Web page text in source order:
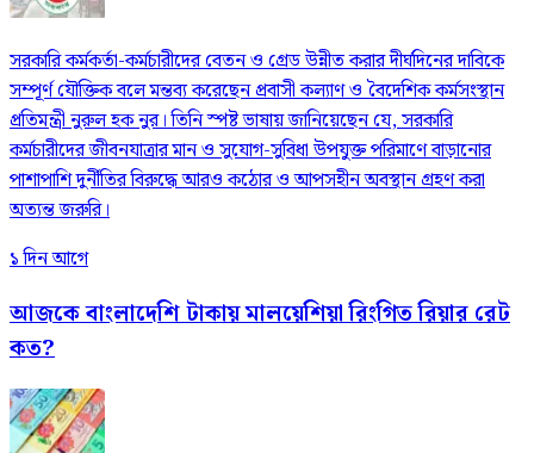
সরকারি কর্মকর্তা-কর্মচারীদের বেতন ও গ্রেড উন্নীত করার দীর্ঘদিনের দাবিকে
সম্পূর্ণ যৌক্তিক বলে মন্তব্য করেছেন প্রবাসী কল্যাণ ও বৈদেশিক কর্মসংস্থান
প্রতিমন্ত্রী নুরুল হক নুর। তিনি স্পষ্ট ভাষায় জানিয়েছেন যে, সরকারি
কর্মচারীদের জীবনযাত্রার মান ও সুযোগ-সুবিধা উপযুক্ত পরিমাণে বাড়ানোর
পাশাপাশি দুর্নীতির বিরুদ্ধে আরও কঠোর ও আপসহীন অবস্থান গ্রহণ করা
অত্যন্ত জরুরি।
১ দিন আগে
আজকে বাংলাদেশি টাকায় মালয়েশিয়া রিংগিত রিয়ার রেট
কত?